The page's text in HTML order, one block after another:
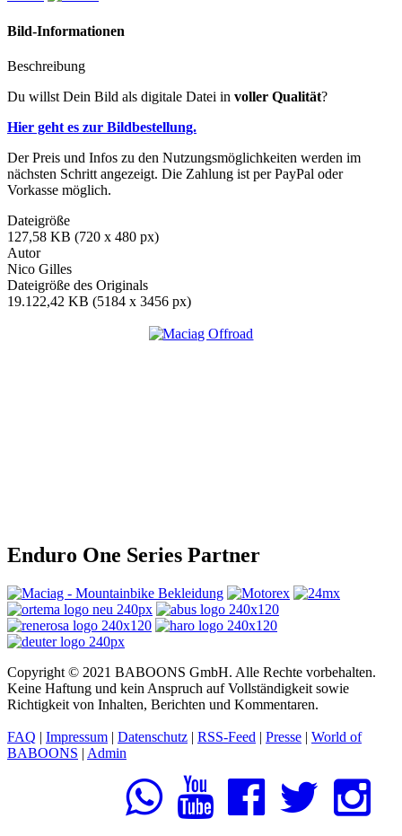
Bild-Informationen
Beschreibung
Du willst Dein Bild als digitale Datei in voller Qualität?
Hier geht es zur Bildbestellung.
Der Preis und Infos zu den Nutzungsmöglichkeiten werden im
nächsten Schritt angezeigt. Die Zahlung ist per PayPal oder
Vorkasse möglich.
Dateigröße
127,58 KB (720 x 480 px)
Autor
Nico Gilles
Dateigröße des Originals
19.122,42 KB (5184 x 3456 px)
Enduro One Series Partner
Copyright © 2021 BABOONS GmbH. Alle Rechte vorbehalten.
Keine Haftung und kein Anspruch auf Vollständigkeit sowie
Richtigkeit von Inhalten, Berichten und Kommentaren.
FAQ | Impressum | Datenschutz | RSS-Feed | Presse | World of
BABOONS | Admin